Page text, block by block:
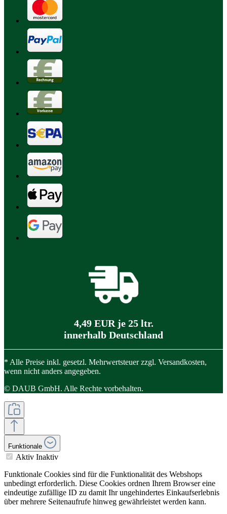
4,49 EUR je 25 ltr.
innerhalb Deutschland
* Alle Preise inkl. gesetzl. Mehrwertsteuer zzgl. Versandkosten,
wenn nicht anders angegeben.
© DAUB GmbH. Alle Rechte vorbehalten.
Funktionale
Aktiv Inaktiv
Funktionale Cookies sind für die Funktionalität des Webshops
unbedingt erforderlich. Diese Cookies ordnen Ihrem Browser eine
eindeutige zufällige ID zu damit Ihr ungehindertes Einkaufserlebnis
über mehrere Seitenaufrufe hinweg gewährleistet werden kann.